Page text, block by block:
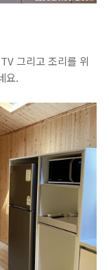
그리고 조리를 위
요.